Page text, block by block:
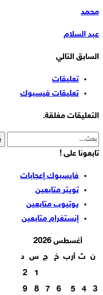
محمد
عبد السلام
السابق التالي
تعليقات
تعليقات فيسبوك
التعليقات مغلقة.
تابعونا على !
فايسبوك إعجابات
تويتر متابعين
يوتيوب متابعين
إنستغرام متابعين
أغسطس 2026
ن ث أرب خ ج س د
1
2
3
4
5
6
7
8
9